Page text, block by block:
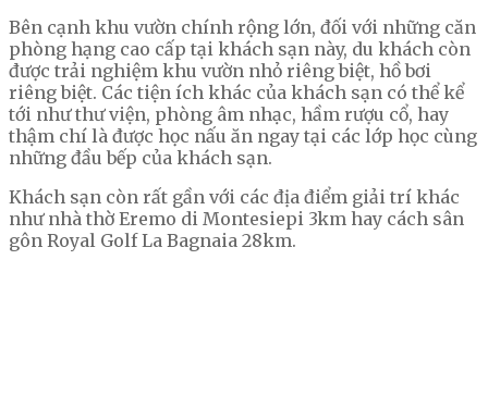
Bên cạnh khu vườn chính rộng lớn, đối với những căn
phòng hạng cao cấp tại khách sạn này, du khách còn
được trải nghiệm khu vườn nhỏ riêng biệt, hồ bơi
riêng biệt. Các tiện ích khác của khách sạn có thể kể
tới như thư viện, phòng âm nhạc, hầm rượu cổ, hay
thậm chí là được học nấu ăn ngay tại các lớp học cùng
những đầu bếp của khách sạn.
Khách sạn còn rất gần với các địa điểm giải trí khác
như nhà thờ Eremo di Montesiepi 3km hay cách sân
gôn Royal Golf La Bagnaia 28km.